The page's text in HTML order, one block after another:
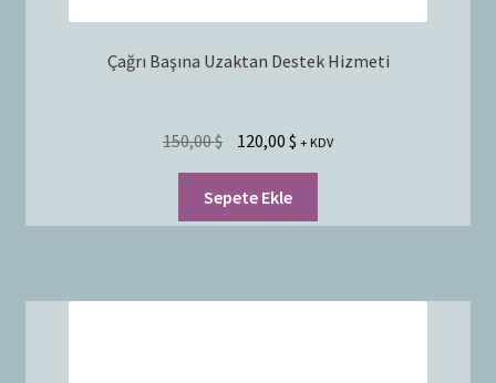
Çağrı Başına Uzaktan Destek Hizmeti
150,00$ 120,00 $ + KDV
Sepete Ekle